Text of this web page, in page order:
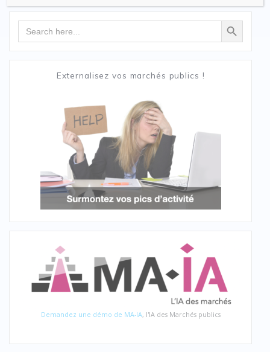
Search Search Button
Externalisez vos marchés publics !
Demandez une démo de MA-IA, l'IA des Marchés publics